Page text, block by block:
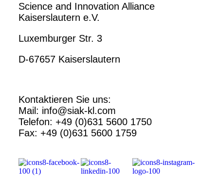
Science and Innovation Alliance
Kaiserslautern e.V.
Luxemburger Str. 3
D-67657 Kaiserslautern
Kontaktieren Sie uns:
Mail: info@siak-kl.com
Telefon: +49 (0)631 5600 1750
Fax: +49 (0)631 5600 1759